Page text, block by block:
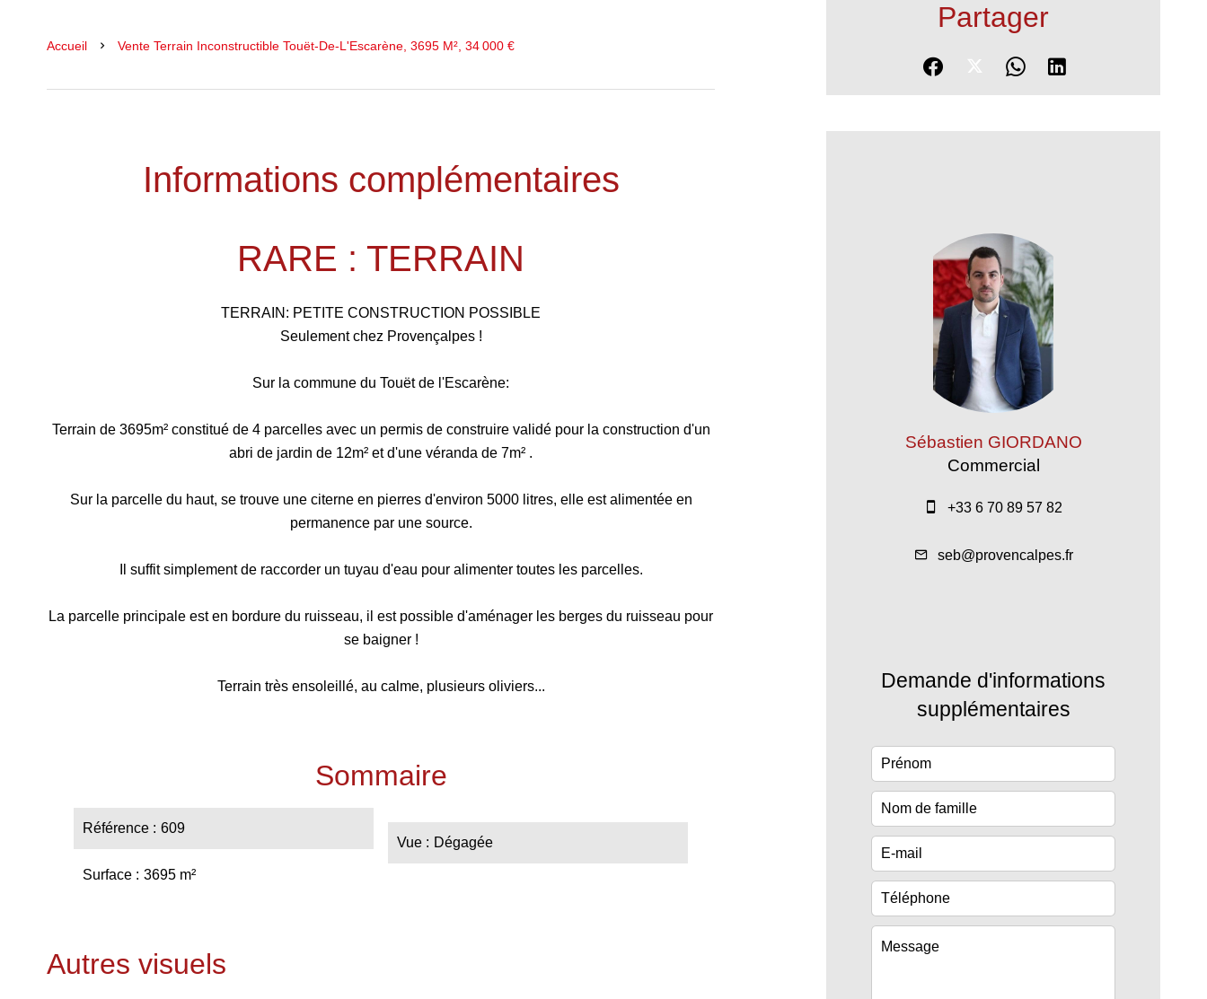
Accueil Vente Terrain Inconstructible Touët-De-L'Escarène, 3695 M², 34 000 €
Informations complémentaires
RARE : TERRAIN
TERRAIN: PETITE CONSTRUCTION POSSIBLE
Seulement chez Provençalpes !
Sur la commune du Touët de l'Escarène:
Terrain de 3695m² constitué de 4 parcelles avec un permis de construire validé pour la construction d'un
abri de jardin de 12m² et d'une véranda de 7m² .
Sur la parcelle du haut, se trouve une citerne en pierres d'environ 5000 litres, elle est alimentée en
permanence par une source.
Il suffit simplement de raccorder un tuyau d'eau pour alimenter toutes les parcelles.
La parcelle principale est en bordure du ruisseau, il est possible d'aménager les berges du ruisseau pour
se baigner !
Terrain très ensoleillé, au calme, plusieurs oliviers...
Sommaire
Référence 609
Surface 3695 m²
Vue Dégagée
Autres visuels
Partager
Sébastien GIORDANO
Commercial
+33 6 70 89 57 82
seb@provencalpes.fr
Demande d'informations
supplémentaires